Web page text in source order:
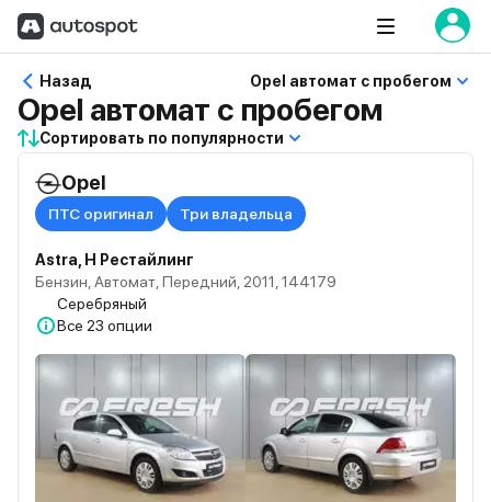
Назад Opel автомат с пробегом
Opel автомат с пробегом
Сортировать по популярности
Opel
ПТС оригинал Три владельца
Astra, H Рестайлинг
Бензин, Автомат, Передний, 2011, 144179
Серебряный
Все 23 опции